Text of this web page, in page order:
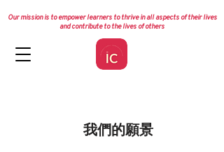
Our mission is to empower learners to thrive in all aspects of their lives
and contribute to the lives of others
我們的願景